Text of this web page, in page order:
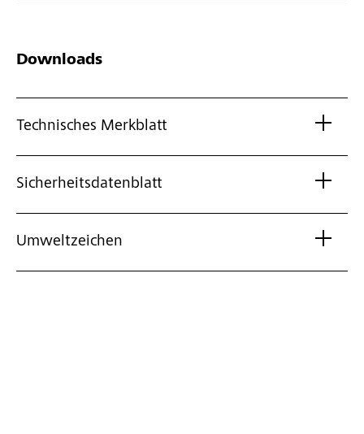
Downloads
Technisches Merkblatt
Sicherheitsdatenblatt
Umweltzeichen